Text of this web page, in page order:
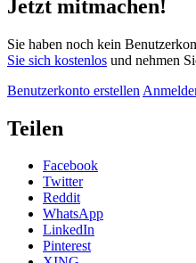
Jetzt mitmachen!
Sie haben noch kein
Sie sich kostenlos und nehmen
Benutzerkonto erstellen
Teilen
Facebook
Twitter
Reddit
WhatsApp
LinkedIn
Pinterest